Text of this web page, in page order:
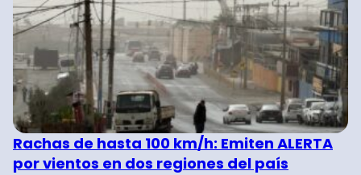
Rachas de hasta 100 km/h: Emiten ALERTA
por vientos en dos regiones del país